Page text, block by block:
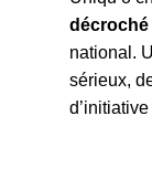
décroché
national.
sérieux,
d’initiative